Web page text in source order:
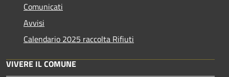
Comunicati
Avvisi
Calendario 2025 raccolta Rifiuti
VIVERE IL COMUNE